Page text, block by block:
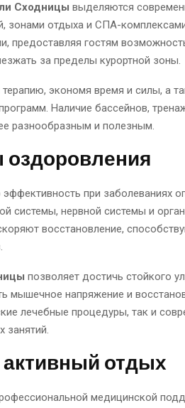
Сходницы выделяются
зонами отдыха и СПА-
предоставляя гостям
за пределы курортной зоны.
экономя время и силы, а
Наличие бассейнов,
разнообразным и полезным.
при заболеваниях
системы, нервной системы и
восстановление,
позволяет достичь стойкого
мышечное напряжение и
лечебные процедуры, так и
занятий.
отдых
медицинской